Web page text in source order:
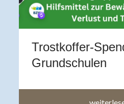
Trostkoffer-
Grundschulen